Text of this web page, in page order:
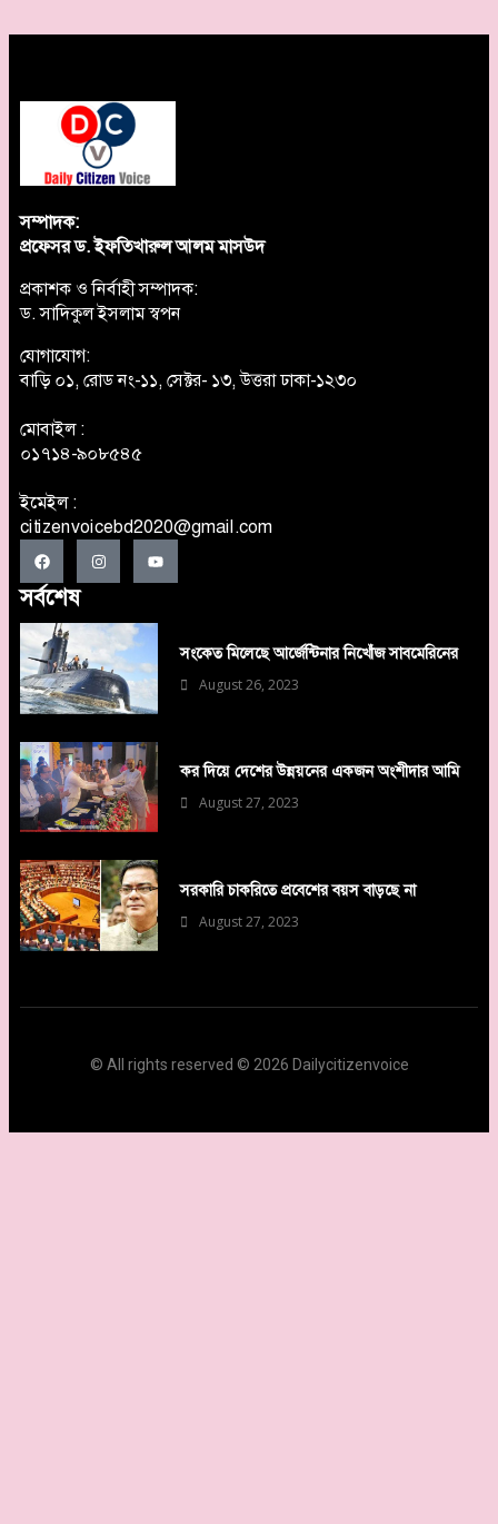
সম্পাদক:
প্রফেসর ড. ইফতিখারুল আলম মাসউদ
প্রকাশক ও নির্বাহী সম্পাদক:
ড. সাদিকুল ইসলাম স্বপন
যোগাযোগ:
বাড়ি ০১, রোড নং-১১, সেক্টর- ১৩, উত্তরা ঢাকা-১২৩০
মোবাইল :
০১৭১৪-৯০৮৫৪৫
ইমেইল :
citizenvoicebd2020@gmail.com
সর্বশেষ
সংকেত মিলেছে আর্জেন্টিনার নিখোঁজ সাবমেরিনের
August 26, 2023
কর দিয়ে দেশের উন্নয়নের একজন অংশীদার আমি
August 27, 2023
সরকারি চাকরিতে প্রবেশের বয়স বাড়ছে না
August 27, 2023
© All rights reserved © 2026 Dailycitizenvoice